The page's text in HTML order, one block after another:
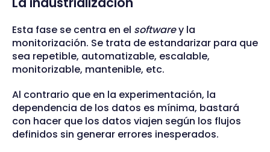
Esta fase se centra en el softwarey la
monitorización. Se trata de estandarizar para que
sea repetible, automatizable, escalable,
monitorizable, mantenible, etc.
Al contrario que en la experimentación, la
dependencia de los datos es mínima, bastará
con hacer que los datos viajen según los flujos
definidos sin generar errores inesperados.